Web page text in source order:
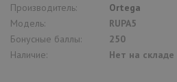
Производитель:
Ortega
Модель:
RUPA5
Бонусные баллы:
250
Наличие:
Нет на складе